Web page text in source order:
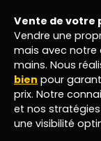
Vente de votre
Vendre une
mais avec notre
mains. Nous
bien pour
prix. Notre
et nos
une visibilité